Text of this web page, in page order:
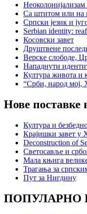
Са штитом или на
Српски језик и
Serbian identity:
Косовски завет
Друштвене
Верске слободе,
Нападнути
Култура живота и
“Срби, народ мој,
Нове поставке
Култура и
Крајишки завет у
Deconstruction of
Светосавље и
Мала књига
Трагања за
Пут за Нигдину
ПОПУЛАРНО